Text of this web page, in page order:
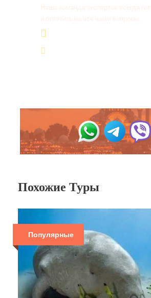
Похожие Туры
Популярные